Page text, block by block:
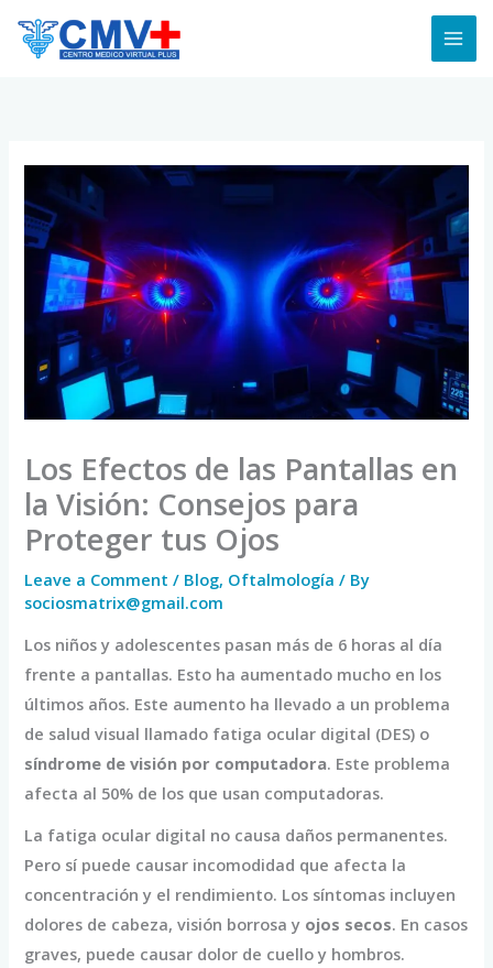
Los Efectos de las Pantallas en
la Visión: Consejos para
Proteger tus Ojos
Leave a Comment / Blog, Oftalmología / By
sociosmatrix@gmail.com
Los niños y adolescentes pasan más de 6 horas al día
frente a pantallas. Esto ha aumentado mucho en los
últimos años. Este aumento ha llevado a un problema
de salud visual llamado fatiga ocular digital (DES) o
síndrome de visión por computadora. Este problema
afecta al 50% de los que usan computadoras.
La fatiga ocular digital no causa daños permanentes.
Pero sí puede causar incomodidad que afecta la
concentración y el rendimiento. Los síntomas incluyen
dolores de cabeza, visión borrosa y ojos secos. En casos
graves, puede causar dolor de cuello y hombros.